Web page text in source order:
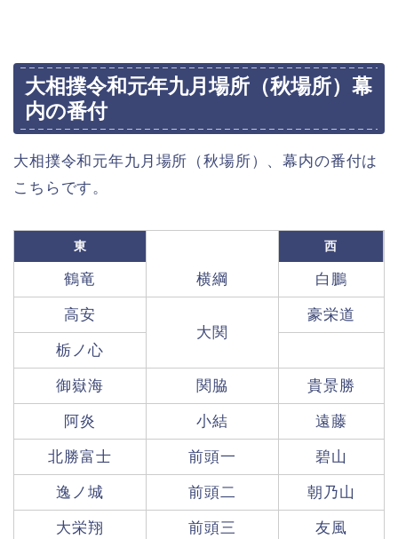
大相撲令和元年九月場所（秋場所）幕
内の番付
大相撲令和元年九月場所（秋場所）、幕内の番付は
こちらです。
東 西
鶴竜 横綱 白鵬
高安
大関
豪栄道
栃ノ心
御嶽海 関脇 貴景勝
阿炎 小結 遠藤
北勝富士 前頭一 碧山
逸ノ城 前頭二 朝乃山
大栄翔 前頭三 友風